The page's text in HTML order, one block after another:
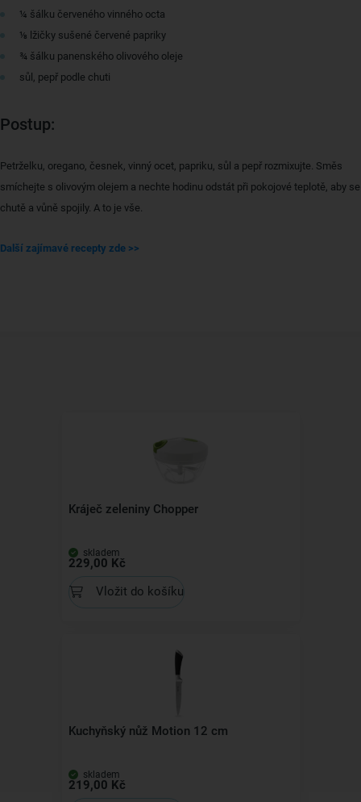
¼ šálku červeného vinného octa
⅛ lžičky sušené červené papriky
¾ šálku panenského olivového oleje
sůl, pepř podle chuti
Postup:
Petrželku, oregano, česnek, vinný ocet, papriku, sůl a pepř rozmixujte. Směs
smíchejte s olivovým olejem a nechte hodinu odstát při pokojové teplotě, aby se
chutě a vůně spojily. A to je vše.
Další zajímavé recepty zde >>
Kráječ zeleniny Chopper
skladem
229,00 Kč
Vložit do košíku
Kuchyňský nůž Motion 12 cm
skladem
219,00 Kč